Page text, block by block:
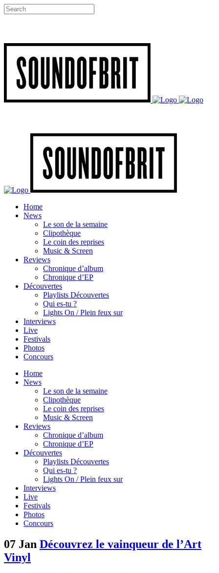
Home
News
Le son de la semaine
Clipothèque
Le coin des reprises
Music & Screen
Reviews
Chronique d’album
Chronique d’EP
Découvertes
Playlists Découvertes
Qui es-tu ?
Lights On / Plein feux sur
Interviews
Live
Festivals
Photos
Concours
Home
News
Le son de la semaine
Clipothèque
Le coin des reprises
Music & Screen
Reviews
Chronique d’album
Chronique d’EP
Découvertes
Playlists Découvertes
Qui es-tu ?
Lights On / Plein feux sur
Interviews
Live
Festivals
Photos
Concours
07 Jan Découvrez le vainqueur de l’Art
Vinyl